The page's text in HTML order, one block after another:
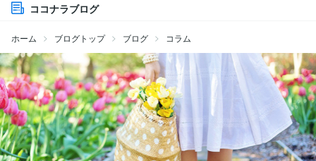
ココナラブログ
ホーム ブログトップ ブログ コラム